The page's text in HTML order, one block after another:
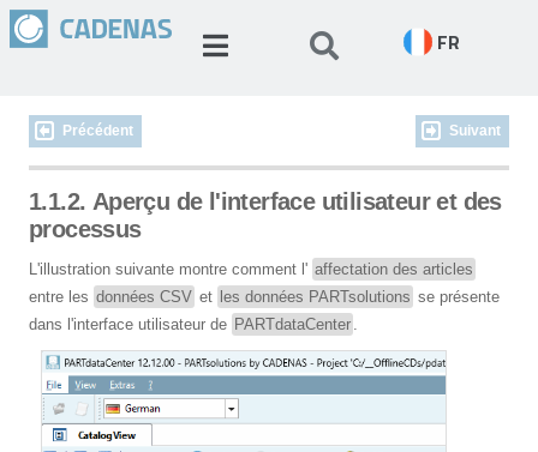
FR
Précédent Suivant
1.1.2. Aperçu de l'interface utilisateur et des
processus
L'illustration suivante montre comment l' affectation des articles
entre les données CSV et les données PARTsolutions se présente
dans l'interface utilisateur de PARTdataCenter .